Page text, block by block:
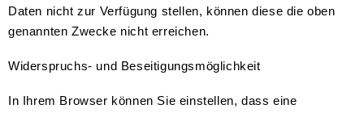
Daten nicht zur Verfügung stellen, können diese die oben
genannten Zwecke nicht erreichen.
Widerspruchs- und Beseitigungsmöglichkeit
In Ihrem Browser können Sie einstellen, dass eine